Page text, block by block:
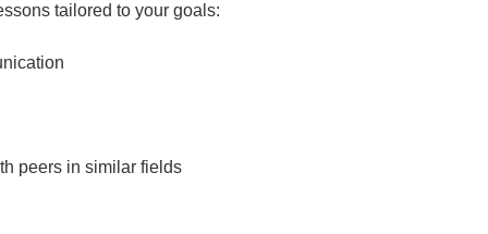
tailored to your goals:
peers in similar fields